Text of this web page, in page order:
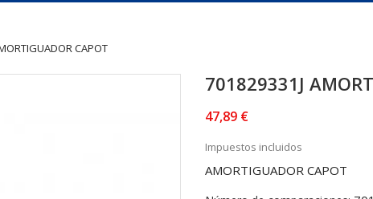
CAPOT
701829331J
47,89 €
Impuestos incluidos
AMORTIGUADOR CAPOT